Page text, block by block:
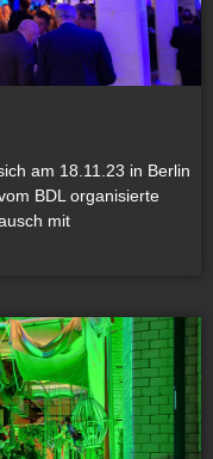
am 18.11.23 in Berlin
BDL organisierte
mit